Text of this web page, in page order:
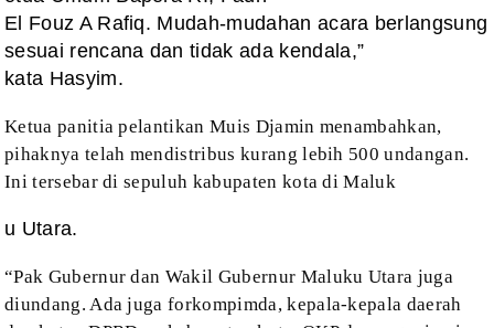
El Fouz A Rafiq. Mudah-mudahan acara berlangsung
sesuai rencana dan tidak ada kendala,”
kata Hasyim.
Ketua panitia pelantikan Muis Djamin menambahkan,
pihaknya telah mendistribus kurang lebih 500 undangan.
Ini tersebardi sepuluh kabupaten kota di Maluk
u Utara.
“Pak Gubernur dan Wakil Gubernur Maluku Utara juga
diundang. Ada juga forkompimda, kepala-kepala daerah